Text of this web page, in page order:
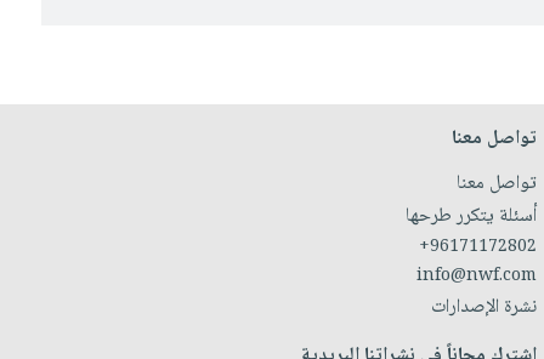
تواصل معنا
تواصل معنا
أسئلة يتكرر طرحها
+96171172802
info@nwf.com
نشرة الإصدارات